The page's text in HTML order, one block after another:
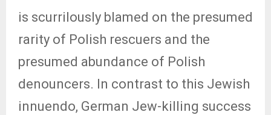
is scurrilously blamed on the presumed
rarity of Polish rescuers and the
presumed abundance of Polish
denouncers. In contrast to this Jewish
innuendo, German Jew-killing success